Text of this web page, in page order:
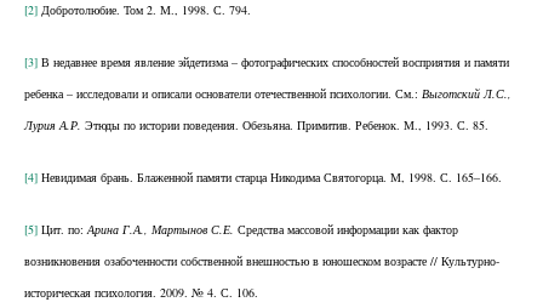
[2] Добротолюбие. Том 2. М., 1998. С. 794.
[3] В недавнее время явление эйдетизма – фотографических способностей восприятия и памяти
ребенка – исследовали и описали основатели отечественной психологии. См.: Выготский Л.С.,
Лурия А.Р. Этюды по истории поведения. Обезьяна. Примитив. Ребенок. М., 1993. С. 85.
[4] Невидимая брань. Блаженной памяти старца Никодима Святогорца. М, 1998. С. 165–166.
[5] Цит. по: Арина Г.А., Мартынов С.Е. Средства массовой информации как фактор
возникновения озабоченности собственной внешностью в юношеском возрасте // Культурно-
историческая психология. 2009. № 4. С. 106.